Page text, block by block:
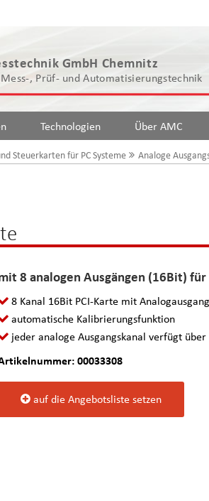
GmbH Chemnitz
, Prüf- und Automatisierungstechnik
Technologien Über AMC
Steuerkarten für PC Systeme Analoge
8 analogen Ausgängen (16Bit) für
8 Kanal 16Bit PCI-Karte mit
automatische Kalibrierungsfunktion
jeder analoge Ausgangskanal verfügt über
00033308
auf die Angebotsliste setzen